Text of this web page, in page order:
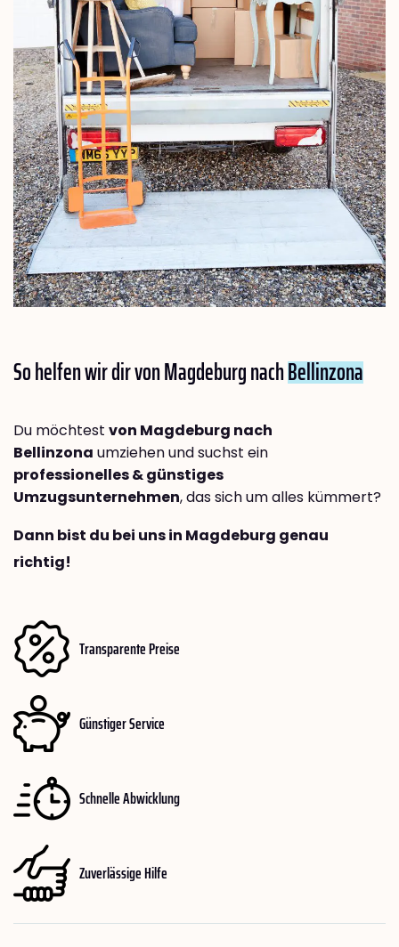
So helfen wir dir von Magdeburg nachBellinzona
Du möchtest von Magdeburg nach
Bellinzona umziehen und suchst ein
professionelles & günstiges
Umzugsunternehmen, das sich um alles kümmert?
Dann bist du bei uns in Magdeburg genau
richtig!
Transparente Preise
Günstiger Service
Schnelle Abwicklung
Zuverlässige Hilfe